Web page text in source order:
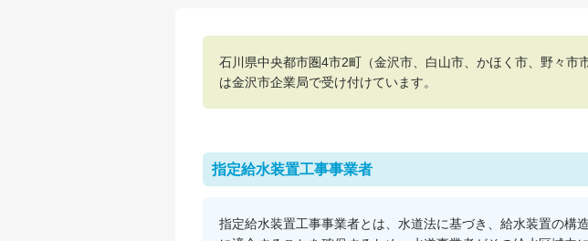
石川県中央都市圏4市2町（金沢市、白山市、かほく市、野々市
は金沢市企業局で受け付けています。
指定給水装置工事事業者
指定給水装置工事事業者とは、水道法に基づき、給水装置の構